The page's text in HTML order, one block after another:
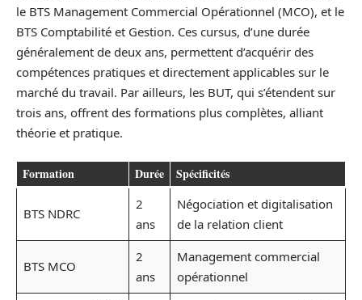
le BTS Management Commercial Opérationnel (MCO), et le
BTS Comptabilité et Gestion. Ces cursus, d’une durée
généralement de deux ans, permettent d’acquérir des
compétences pratiques et directement applicables sur le
marché du travail. Par ailleurs, les BUT, qui s’étendent sur
trois ans, offrent des formations plus complètes, alliant
théorie et pratique.
Formation Durée Spécificités
BTS NDRC
2
ans
Négociation et digitalisation
de la relation client
BTS MCO
2
ans
Management commercial
opérationnel